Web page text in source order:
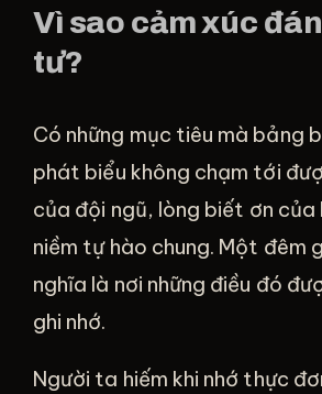
Vì sao cảm xúc
tư?
Có những mục tiêu mà bảng
phát biểu không chạm tới
của đội ngũ, lòng biết ơn của
niềm tự hào chung. Một đêm
nghĩa là nơi những điều đó
ghi nhớ.
Người ta hiếm khi nhớ thực